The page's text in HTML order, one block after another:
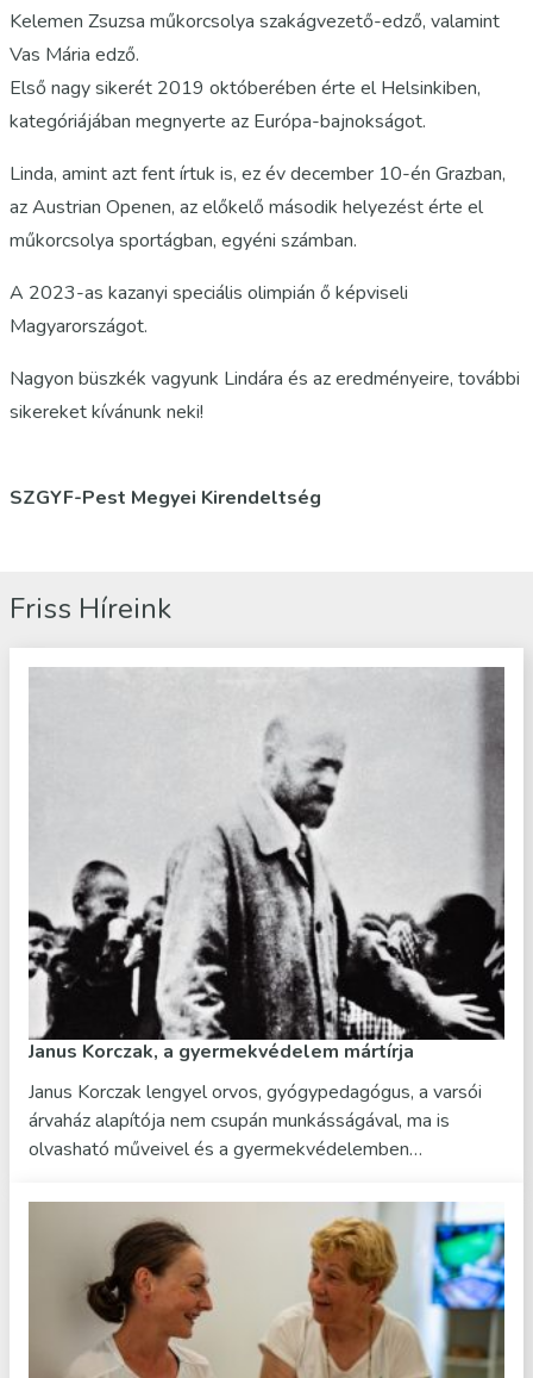
Kelemen Zsuzsa műkorcsolya szakágvezető-edző, valamint
Vas Mária edző.
Első nagy sikerét 2019 októberében érte el Helsinkiben,
kategóriájában megnyerte az Európa-bajnokságot.
Linda, amint azt fent írtuk is, ez év december 10-én Grazban,
az Austrian Openen, az előkelő második helyezést érte el
műkorcsolya sportágban, egyéni számban.
A 2023-as kazanyi speciális olimpián ő képviseli
Magyarországot.
Nagyon büszkék vagyunk Lindára és az eredményeire, további
sikereket kívánunk neki!
SZGYF-Pest Megyei Kirendeltség
Friss Híreink
Janus Korczak, a gyermekvédelem mártírja
Janus Korczak lengyel orvos, gyógypedagógus, a varsói
árvaház alapítója nem csupán munkásságával, ma is
olvasható műveivel és a gyermekvédelemben…